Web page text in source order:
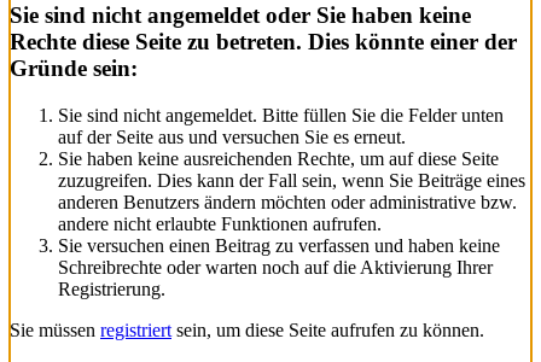
Sie sind nicht angemeldet oder Sie haben keine
Rechte diese Seite zu betreten. Dies könnte einer der
Gründe sein:
Sie sind nicht angemeldet. Bitte füllen Sie die Felder unten
auf der Seite aus und versuchen Sie es erneut.
Sie haben keine ausreichenden Rechte, um auf diese Seite
zuzugreifen. Dies kann der Fall sein, wenn Sie Beiträge eines
anderen Benutzers ändern möchten oder administrative bzw.
andere nicht erlaubte Funktionen aufrufen.
Sie versuchen einen Beitrag zu verfassen und haben keine
Schreibrechte oder warten noch auf die Aktivierung Ihrer
Registrierung.
Sie müssen registriert sein, um diese Seite aufrufen zu können.